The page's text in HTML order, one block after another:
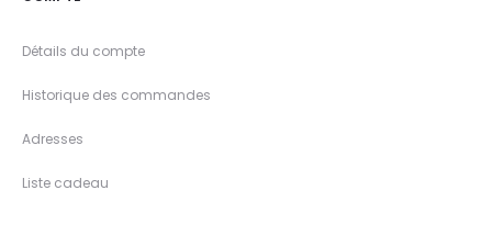
Détails du compte
Historique des commandes
Adresses
Liste cadeau